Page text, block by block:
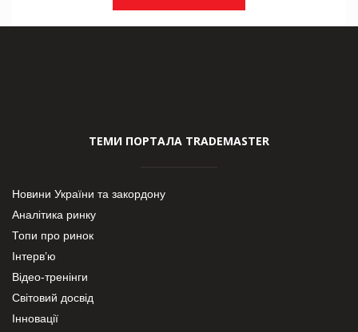
ТЕМИ ПОРТАЛА TRADEMASTER
Новини України та закордону
Аналітика ринку
Топи про ринок
Інтерв’ю
Відео-тренінги
Світовий досвід
Інновації